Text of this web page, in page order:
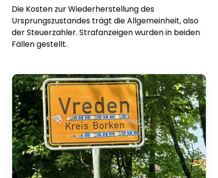
Die Kosten zur Wiederherstellung des
Ursprungszustandes trägt die Allgemeinheit, also
der Steuerzahler. Strafanzeigen wurden in beiden
Fällen gestellt.